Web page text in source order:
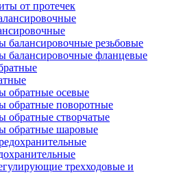
от протечек
балансировочные резьбовые
балансировочные фланцевые
обратные осевые
обратные поворотные
обратные створчатые
обратные шаровые